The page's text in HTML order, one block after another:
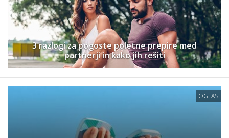
3 razlogi za pogoste poletne prepire med
partnerji in kako jih rešiti
OGLAS